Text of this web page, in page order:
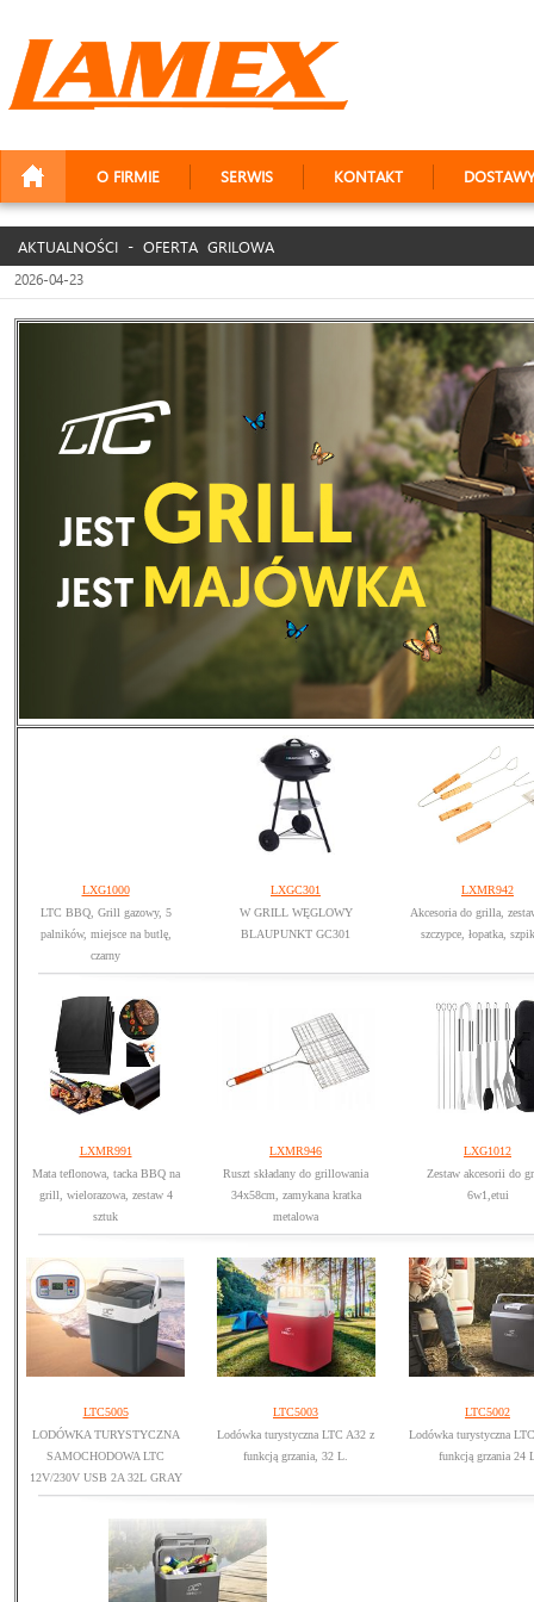
O FIRMIE SERWIS KONTAKT DOSTAWY
AKTUALNOŚCI - OFERTA GRILOWA
2026-04-23
LXG1000
LTC BBQ, Grill gazowy, 5
palników, miejsce na butlę,
czarny
LXGC301
W GRILL WĘGLOWY
BLAUPUNKT GC301
LXMR942
Akcesoria do grilla,
szczypce, łopatka,
LXMR991
Mata teflonowa, tacka BBQ na
grill, wielorazowa, zestaw 4
sztuk
LXMR946
Ruszt składany do grillowania
34x58cm, zamykana kratka
metalowa
LXG1012
Zestaw akcesorii do
6w1,etui
LTC5005
LODÓWKA TURYSTYCZNA
SAMOCHODOWA LTC
12V/230V USB 2A 32L GRAY
LTC5003
Lodówka turystyczna LTC A32 z
funkcją grzania, 32 L.
LTC5002
Lodówka turystyczna
funkcją grzania 24